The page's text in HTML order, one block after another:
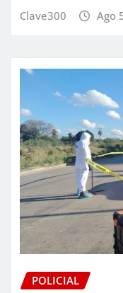
Clave300 Ago
POLICIAL